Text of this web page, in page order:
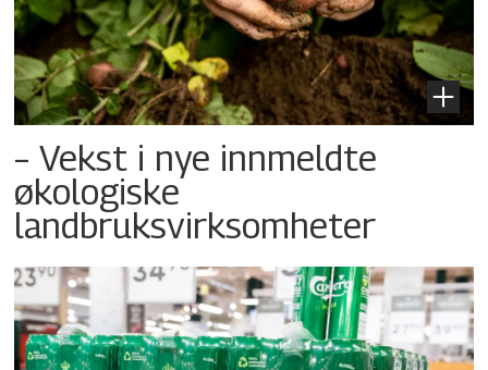
– Vekst i nye innmeldte
økologiske
landbruksvirksomheter